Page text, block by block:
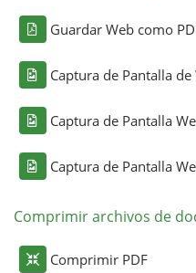
Guardar Web como
Captura de Pantalla de
Captura de Pantalla
Captura de Pantalla
Comprimir archivos de
Comprimir PDF